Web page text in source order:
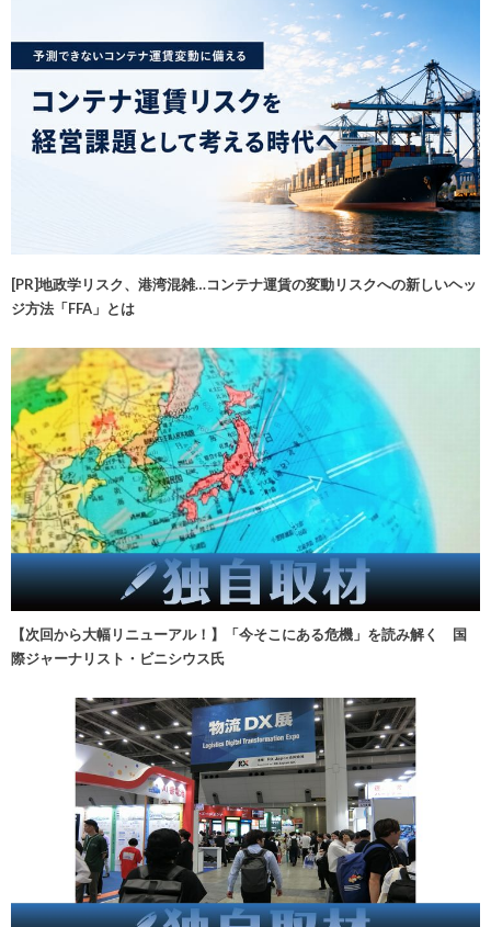
[PR]地政学リスク、港湾混雑…コンテナ運賃の変動リスクへの新しいヘッ
ジ方法「FFA」とは
【次回から大幅リニューアル！】「今そこにある危機」を読み解く 国
際ジャーナリスト・ビニシウス氏